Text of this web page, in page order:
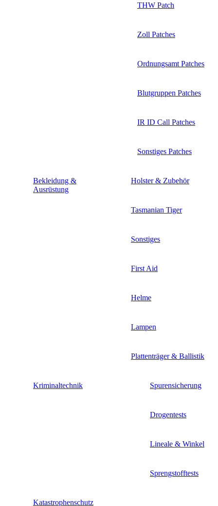
THW Patch
Zoll Patches
Ordnungsamt Patches
Blutgruppen Patches
IR ID Call Patches
Sonstiges Patches
Bekleidung &
Ausrüstung
Holster & Zubehör
Tasmanian Tiger
Sonstiges
First Aid
Helme
Lampen
Plattenträger & Ballistik
Kriminaltechnik Spurensicherung
Drogentests
Lineale & Winkel
Sprengstofftests
Katastrophenschutz